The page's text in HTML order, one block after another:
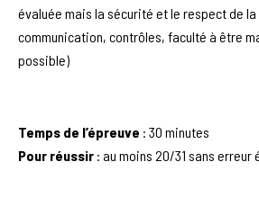
évaluée mais la sécurité et le respect de
communication, contrôles, faculté à être
possible)
Temps de l’épreuve : 30 minutes
Pour réussir : au moins 20/31 sans erreur